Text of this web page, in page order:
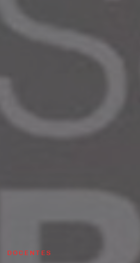
DOCENTES